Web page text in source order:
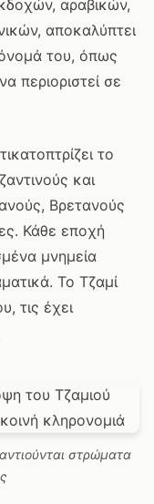
αραβικών,
αποκαλύπτει
του, όπως
περιοριστεί σε
το
και
Βρετανούς
Κάθε εποχή
μνημεία
Το Τζαμί
τις έχει
στρώματα